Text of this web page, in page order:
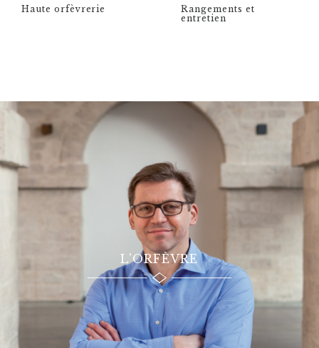
Haute orfèvrerie
Rangements et
entretien
L'ORFÈVRE